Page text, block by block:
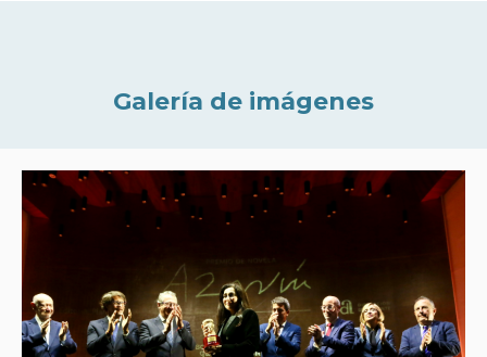
Galería de imágenes